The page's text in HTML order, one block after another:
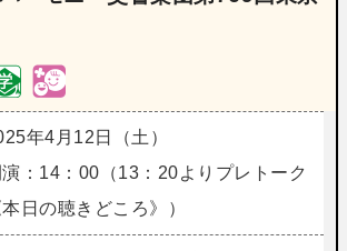
年4月12日（土）
演：14：00（13：20よりプレトーク
本日の聴きどころ》）